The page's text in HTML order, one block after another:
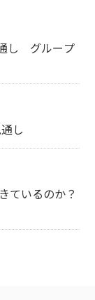
し グループ
し
ているのか？